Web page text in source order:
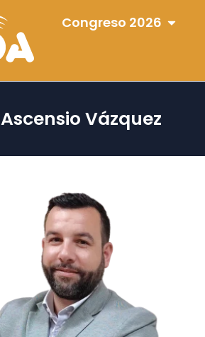
Congreso 2026
Ascensio Vázquez